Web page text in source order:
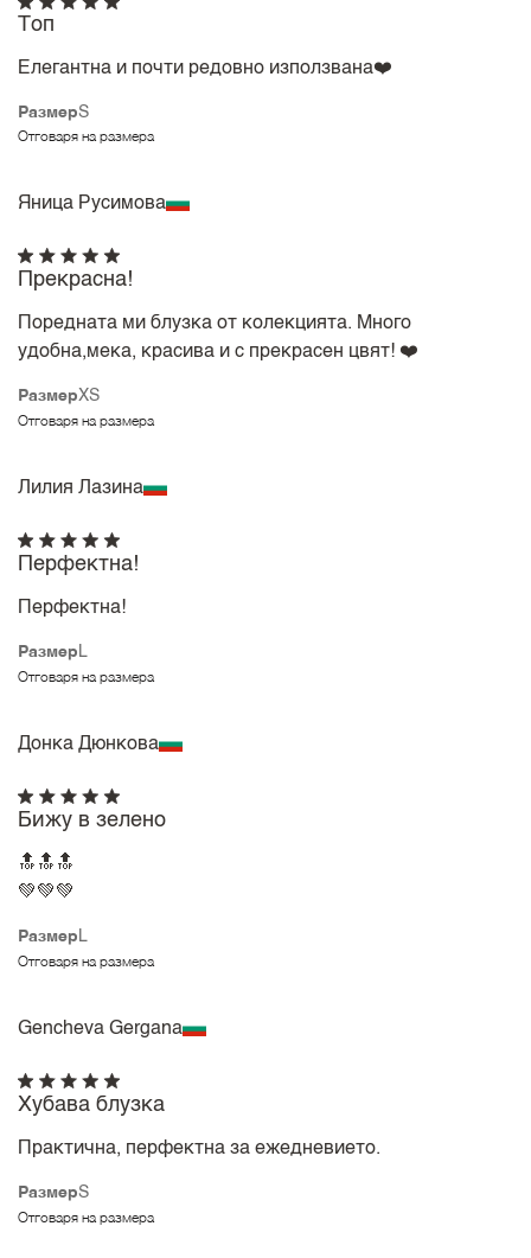
РазмерS
Отговаря на размера
Топ
Елегантна и почти редовно използвана❤️
Яница Русимова
РазмерXS
Отговаря на размера
Прекрасна!
Поредната ми блузка от колекцията. Много
удобна,мека, красива и с прекрасен цвят! ❤️
Лилия Лазина
Размер L
Отговаря на размера
Перфектна!
Перфектна!
Донка Дюнкова
Размер L
Отговаря на размера
Бижу в зелено
🔝🔝🔝
💚💚💚
Gencheva Gergana
РазмерS
Отговаря на размера
Хубава блузка
Практична, перфектна за ежедневието.